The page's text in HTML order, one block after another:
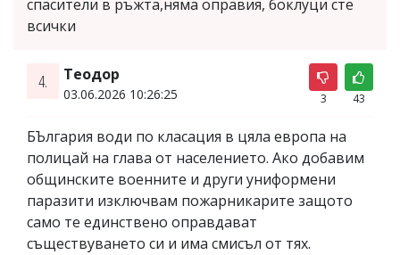
спасители в ръжта,няма оправия, боклуци сте
всички
4. Теодор
03.06.2026 10:26:25 3 43
БЪлгария води по класация в цяла европа на
полицай на глава от населението. Ако добавим
общинските военните и други униформени
паразити изключвам пожарникарите защото
само те единствено оправдават
съществуването си и има смисъл от тях.